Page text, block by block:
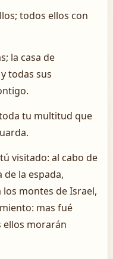
todos ellos con
la casa de
todas sus
tu multitud que
visitado: al cabo de
de la espada,
montes de Israel,
mas fué
ellos morarán